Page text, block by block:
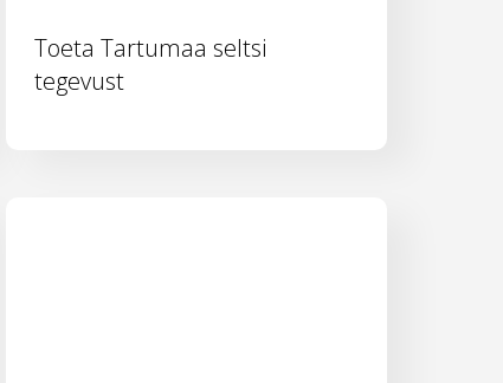
Toeta Tartumaa seltsi
tegevust